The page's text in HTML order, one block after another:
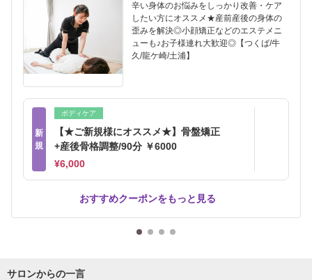
辛い身体のお悩みをしっかり改善・ケア
したい方にオススメ★産前産後の身体の
歪みを解決◎小顔矯正などのエステメニ
ューも♪お子様連れ大歓迎◎【つくば/牛
久/龍ケ崎/土浦】
新
規
ボディケア
【★ご新規様にオススメ★】骨盤矯正
+産後骨格調整/90分 ￥6000
¥6,000
おすすめクーポンをもっと見る
サロンからの一言